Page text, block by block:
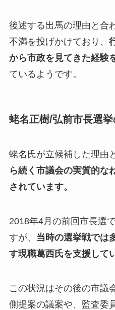
後述する出馬の理由と合
不満を投げかけており、
から市政を見てきた経験
ているようです。
蛯名正樹/弘前市長選
蛯名氏が立候補した理由
ら続く市議会の実質的な
されています。
2018年4月の前回市長選
すが、 当時の選挙戦では
す現職葛西氏を支援して
この状況はその後の市議
側提案の議案や、監査委